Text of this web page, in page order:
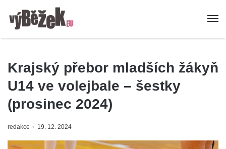
Krajský přebor mladších žákyň
U14 ve volejbale – šestky
(prosinec 2024)
redakce 19. 12. 2024